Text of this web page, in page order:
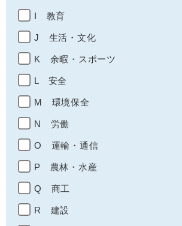
I 教育
J 生活・文化
K 余暇・スポーツ
L 安全
M 環境保全
N 労働
O 運輸・通信
P 農林・水産
Q 商工
R 建設